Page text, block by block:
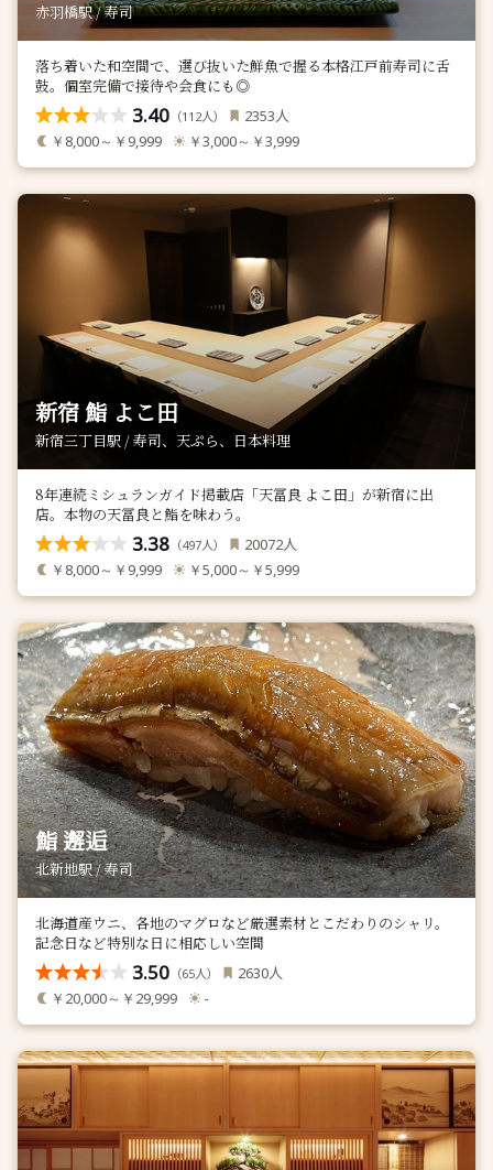
赤羽橋駅 / 寿司
落ち着いた和空間で、選び抜いた鮮魚で握る本格江戸前寿司に舌
鼓。個室完備で接待や会食にも◎
3.40 （112人） 2353人
￥8,000～￥9,999 ￥3,000～￥3,999
新宿 鮨 よこ田
新宿三丁目駅 / 寿司、天ぷら、日本料理
8年連続ミシュランガイド掲載店「天冨良 よこ田」が新宿に出
店。本物の天冨良と鮨を味わう。
3.38 （497人） 20072人
￥8,000～￥9,999 ￥5,000～￥5,999
鮨 邂逅
北新地駅 / 寿司
北海道産ウニ、各地のマグロなど厳選素材とこだわりのシャリ。
記念日など特別な日に相応しい空間
3.50 （65人） 2630人
￥20,000～￥29,999 -